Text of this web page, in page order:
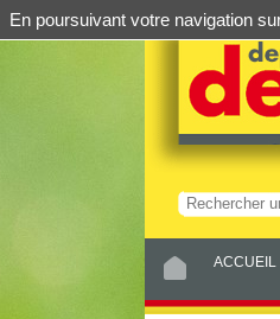
ACCUEIL
En poursuivant votre navigation